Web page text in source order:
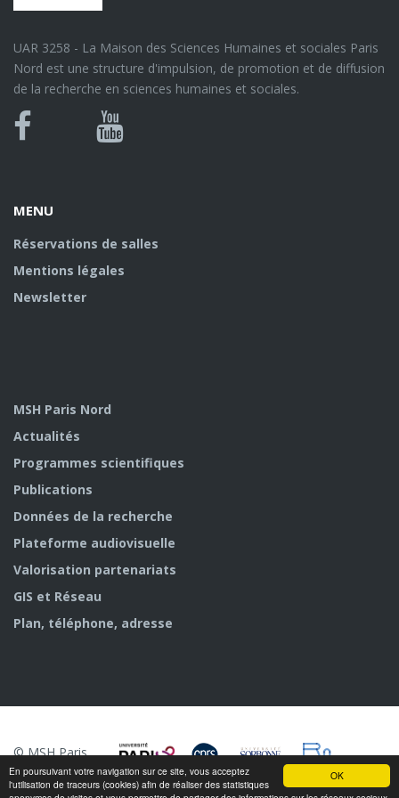
OK
En poursuivant votre navigation sur ce site, vous acceptez
l'utilisation de traceurs (cookies) afin de réaliser des statistiques
UAR 3258 - La Maison des Sciences Humaines et sociales Paris
Nord est une structure d'impulsion, de promotion et de diffusion
de la recherche en sciences humaines et sociales.
Bluesky
Canal
MENU
Réservations de salles
Mentions légales
Newsletter
MSH Paris Nord
Actualités
Programmes scientifiques
Publications
Données de la recherche
Plateforme audiovisuelle
Valorisation partenariats
GIS et Réseau
Plan, téléphone, adresse
© MSH Paris
Nord